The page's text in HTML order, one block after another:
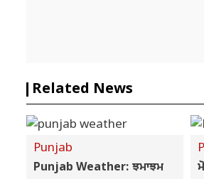
Related News
Punjab
Punjab Weather: ਝਮਾਝਮ